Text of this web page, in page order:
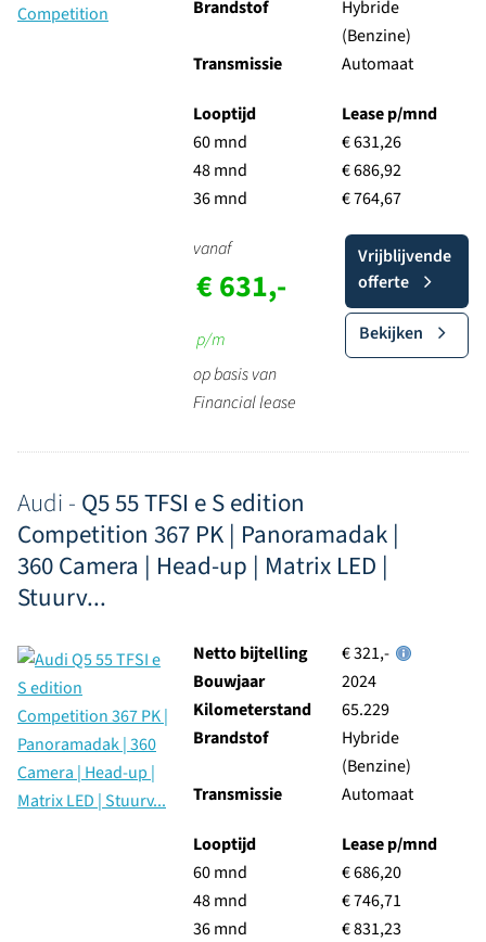
Brandstof
Hybride
(Benzine)
Transmissie
Automaat
Looptijd
60 mnd
48 mnd
36 mnd
Lease p/mnd
€ 631,26
€ 686,92
€ 764,67
vanaf
€ 631,-
p/m
op basis van
Financial lease
Vrijblijvende
offerte
Bekijken
Audi - Q5 55 TFSI e S edition
Competition 367 PK | Panoramadak |
360 Camera | Head-up | Matrix LED |
Stuurv...
Netto bijtelling
€ 321,-
Bouwjaar
2024
Kilometerstand
65.229
Brandstof
Hybride
(Benzine)
Transmissie
Automaat
Looptijd
60 mnd
48 mnd
36 mnd
Lease p/mnd
€ 686,20
€ 746,71
€ 831,23